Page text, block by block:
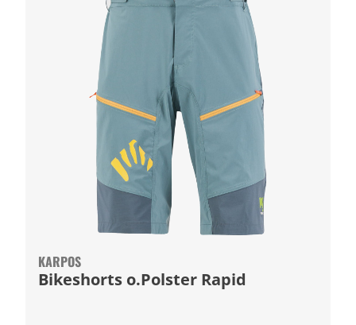
KARPOS
Bikeshorts o.Polster Rapid